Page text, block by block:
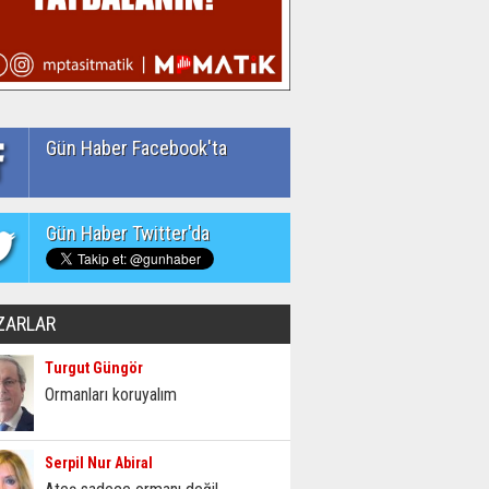
Gün Haber Facebook'ta
Gün Haber Twitter'da
Turgut Güngör
Ormanları koruyalım
Serpil Nur Abiral